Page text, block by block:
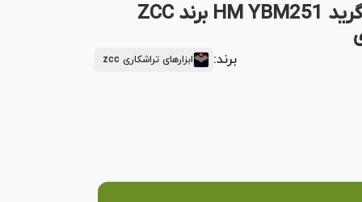
الماس تراشکاری TCMT16T304 گرید HM YBM251 برند ZCC
برند: ابزارهای تراشکاری zcc